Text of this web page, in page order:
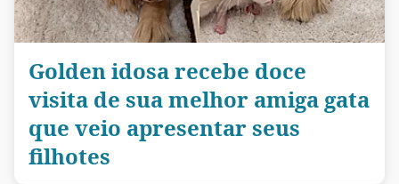
Golden idosa recebe doce
visita de sua melhor amiga gata
que veio apresentar seus
filhotes